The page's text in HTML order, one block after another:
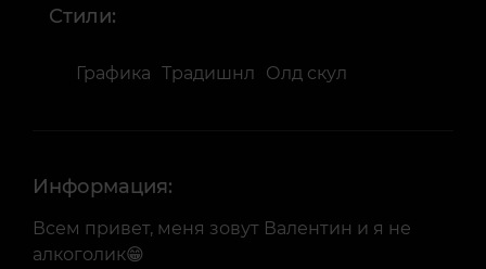
Стили:
Графика Традишнл Олд скул
Информация:
Всем привет, меня зовут Валентин и я не
алкоголик😁